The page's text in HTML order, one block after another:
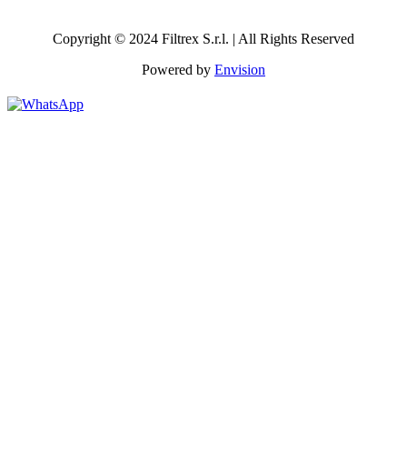
Copyright © 2024 Filtrex S.r.l. | All Rights Reserved
Powered by Envision